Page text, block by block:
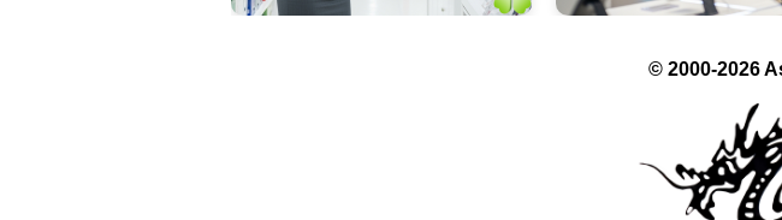
© 2000-2026